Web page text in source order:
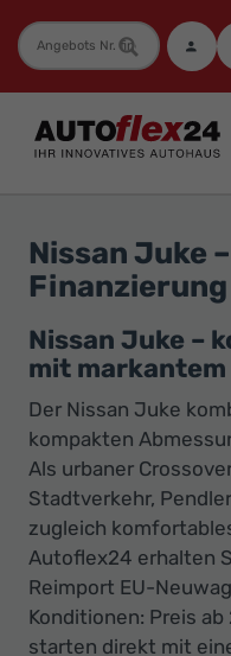
Fahrzeugnummer
Autoflex24
GmbH
Neuwagen
Jahreswagen
und
Gebrauchtwagen
zu
Top-
Preisen
-
Ihr
Innovatives
Autohaus
Nissan Juke
Nissan Juke –
mit markantem
Der Nissan Juke
kompakten
Als urbaner
Stadtverkehr,
zugleich
Autoflex24 erhalten
Reimport EU-
Konditionen: Preis
starten direkt mit